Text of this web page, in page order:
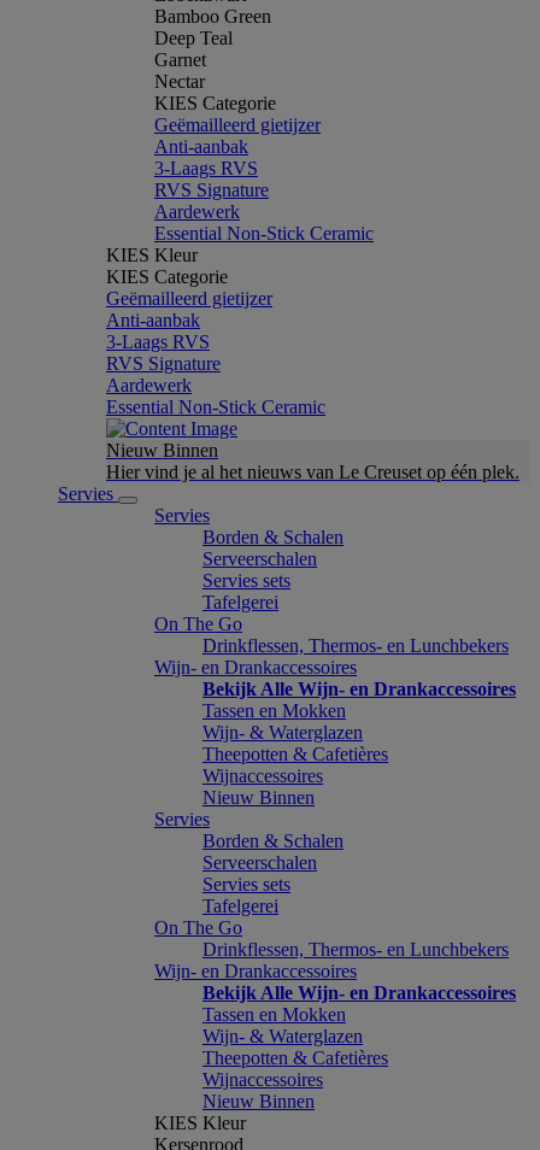
Bamboo Green
Deep Teal
Garnet
Nectar
KIES Categorie
Geëmailleerd gietijzer
Anti-aanbak
3-Laags RVS
RVS Signature
Aardewerk
Essential Non-Stick Ceramic
KIES Kleur
KIES Categorie
Geëmailleerd gietijzer
Anti-aanbak
3-Laags RVS
RVS Signature
Aardewerk
Essential Non-Stick Ceramic
Nieuw Binnen
Hier vind je al het nieuws van Le Creuset op één plek.
Servies
Servies
Borden & Schalen
Serveerschalen
Servies sets
Tafelgerei
On The Go
Drinkflessen, Thermos- en Lunchbekers
Wijn- en Drankaccessoires
Bekijk Alle Wijn- en Drankaccessoires
Tassen en Mokken
Wijn- & Waterglazen
Theepotten & Cafetières
Wijnaccessoires
Nieuw Binnen
Servies
Borden & Schalen
Serveerschalen
Servies sets
Tafelgerei
On The Go
Drinkflessen, Thermos- en Lunchbekers
Wijn- en Drankaccessoires
Bekijk Alle Wijn- en Drankaccessoires
Tassen en Mokken
Wijn- & Waterglazen
Theepotten & Cafetières
Wijnaccessoires
Nieuw Binnen
KIES Kleur
Kersenrood